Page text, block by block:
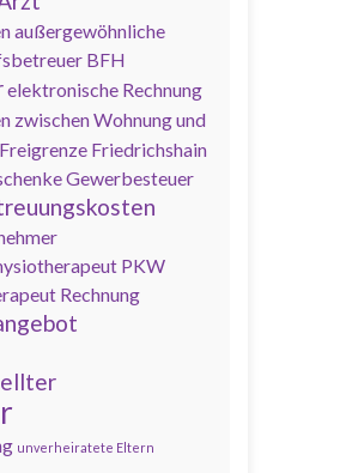
außergewöhnliche
BFH
elektronische Rechnung
zwischen Wohnung und
Freigrenze Friedrichshain
Gewerbesteuer
PKW
Rechnung
unverheiratete Eltern